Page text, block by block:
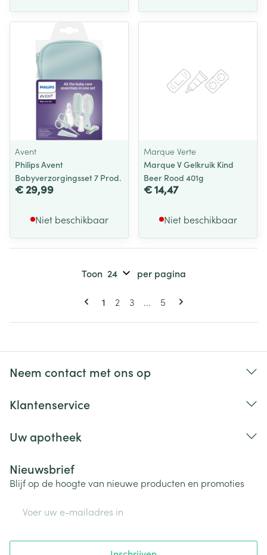
Avent
Philips Avent
Babyverzorgingsset 7 Prod.
€ 29,99
Niet beschikbaar
Marque Verte
Marque V Gelkruik Kind
Beer Rood 401g
€ 14,47
Niet beschikbaar
Pagina's
U lees momenteel pagina
1 Pagina
2 Pagina
3 ... Pagina
5
Toon per pagina
Neem contact met ons op
Klantenservice
Uw apotheek
Nieuwsbrief
Blijf op de hoogte van nieuwe producten en promoties